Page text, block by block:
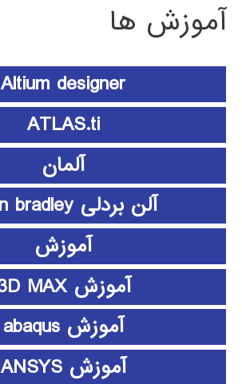
آموزش ها
Altium designer
ATLAS.ti
آلمان
آلن بردلی Allen bradley
آموزش
آموزش 3D MAX
آموزش abaqus
آموزش ANSYS